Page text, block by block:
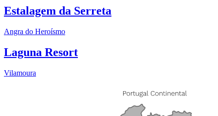
Estalagem da Serreta
Angra do Heroísmo
Laguna Resort
Vilamoura